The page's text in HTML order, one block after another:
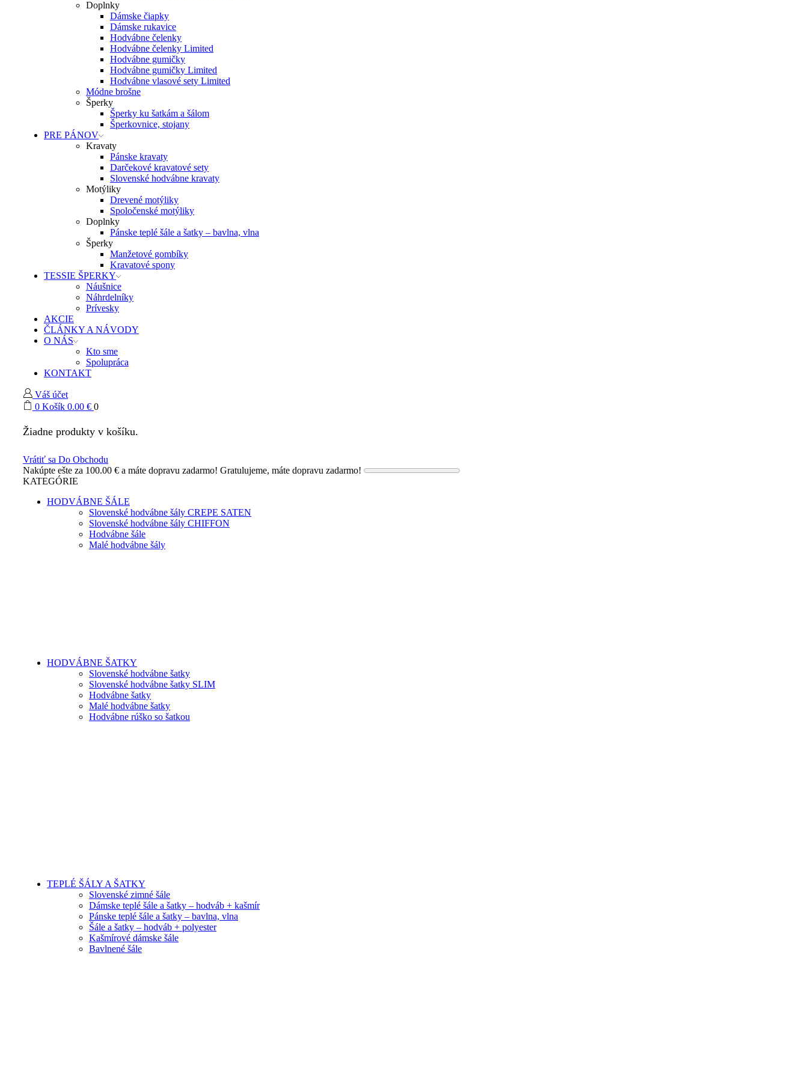
Doplnky
Dámske čiapky
Dámske rukavice
Hodvábne čelenky
Hodvábne čelenky Limited
Hodvábne gumičky
Hodvábne gumičky Limited
Hodvábne vlasové sety Limited
Módne brošne
Šperky
Šperky ku šatkám a šálom
Šperkovnice, stojany
PRE PÁNOV
Kravaty
Pánske kravaty
Darčekové kravatové sety
Slovenské hodvábne kravaty
Motýliky
Drevené motýliky
Spoločenské motýliky
Doplnky
Pánske teplé šále a šatky – bavlna, vlna
Šperky
Manžetové gombíky
Kravatové spony
TESSIE ŠPERKY
Náušnice
Náhrdelníky
Prívesky
AKCIE
ČLÁNKY A NÁVODY
O NÁS
Kto sme
Spolupráca
KONTAKT
Váš účet
0 Košík 0.00 € 0
Žiadne produkty v košíku.
Vrátiť sa Do Obchodu
Nakúpte ešte za 100.00 € a máte dopravu zadarmo! Gratulujeme, máte dopravu zadarmo!
KATEGÓRIE
HODVÁBNE ŠÁLE
Slovenské hodvábne šály CREPE SATEN
Slovenské hodvábne šály CHIFFON
Hodvábne šále
Malé hodvábne šály
HODVÁBNE ŠATKY
Slovenské hodvábne šatky
Slovenské hodvábne šatky SLIM
Hodvábne šatky
Malé hodvábne šatky
Hodvábne rúško so šatkou
TEPLÉ ŠÁLY A ŠATKY
Slovenské zimné šále
Dámske teplé šále a šatky – hodváb + kašmír
Pánske teplé šále a šatky – bavlna, vlna
Šále a šatky – hodváb + polyester
Kašmírové dámske šále
Bavlnené šále